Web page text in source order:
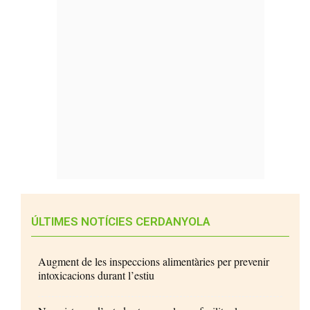
ÚLTIMES NOTÍCIES CERDANYOLA
Augment de les inspeccions alimentàries per prevenir
intoxicacions durant l’estiu